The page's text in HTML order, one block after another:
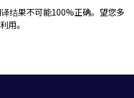
结果不可能100%正确。望您多
用。